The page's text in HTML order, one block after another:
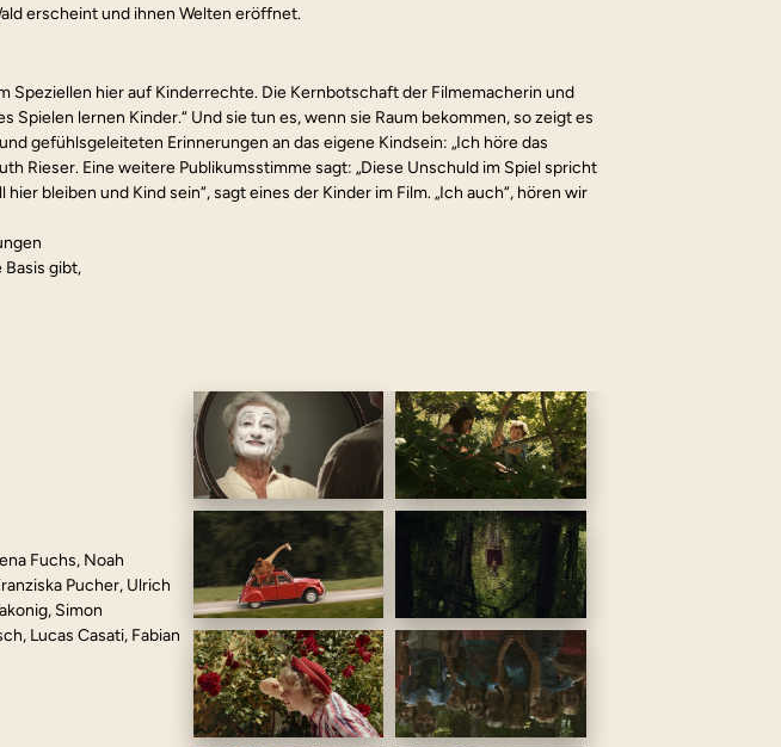
erscheint und ihnen Welten eröffnet.
hier auf Kinderrechte. Die Kernbotschaft der Filmemacherin und
Spielen lernen Kinder.“ Und sie tun es, wenn sie Raum bekommen, so zeigt es
gefühlsgeleiteten Erinnerungen an das eigene Kindsein: „Ich höre das
Rieser. Eine weitere Publikumsstimme sagt: „Diese Unschuld im Spiel spricht
bleiben und Kind sein“, sagt eines der Kinder im Film. „Ich auch“, hören wir
Basis gibt,
Fuchs, Noah
Pucher, Ulrich
Simon
Lucas Casati, Fabian